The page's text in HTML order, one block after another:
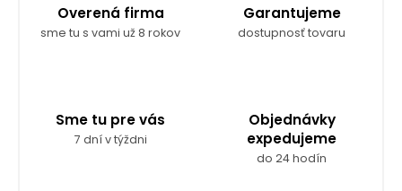
Overená firma
sme tu s vami už 8 rokov
Garantujeme
dostupnosť tovaru
Sme tu pre vás
7 dní v týždni
Objednávky
expedujeme
do 24 hodín